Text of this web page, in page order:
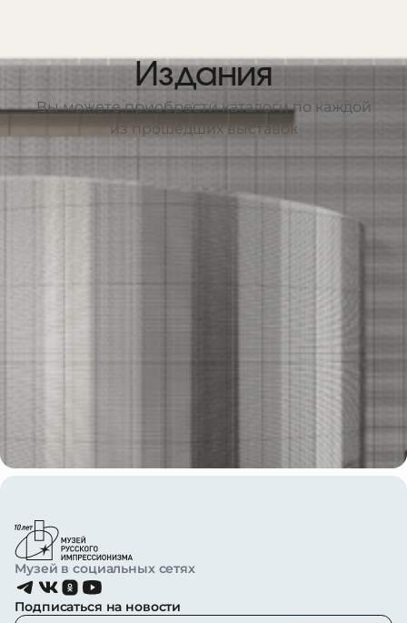
Издания
Вы можете приобрести каталоги по каждой
из прошедших выставок
Музей в социальных сетях
Подписаться на новости